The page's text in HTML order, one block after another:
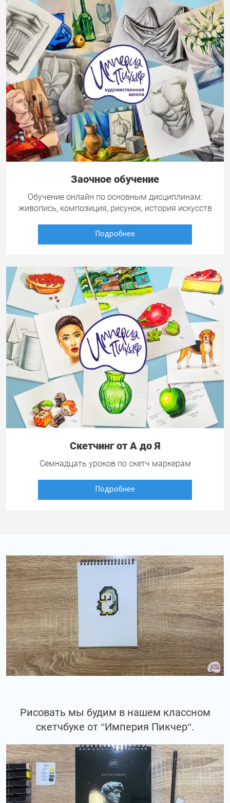
Заочное обучение
Обучение онлайн по основным дисциплинам:
живопись, композиция, рисунок, история искусств
Подробнее
Скетчинг от А до Я
Семнадцать уроков по скетч маркерам
Подробнее
Рисовать мы будим в нашем классном
скетчбуке от "Империя Пикчер".